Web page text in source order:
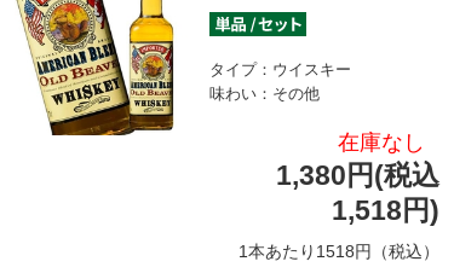
タイプ：ウイスキー
味わい：その他
在庫なし
1,380円(税込
1,518円)
1本あたり1518円（税込）